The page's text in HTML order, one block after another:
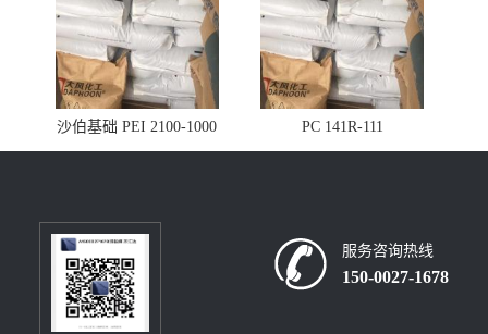
沙伯基础 PEI 2100-1000 PC 141R-111
服务咨询热线
150-0027-1678